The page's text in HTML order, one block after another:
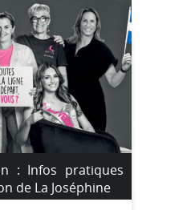
: Infos pratiques
de La Joséphine